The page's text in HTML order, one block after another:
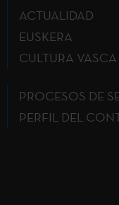
ACTUALIDAD
EUSKERA
CULTURA VASCA
PROCESOS DE
PERFIL DEL